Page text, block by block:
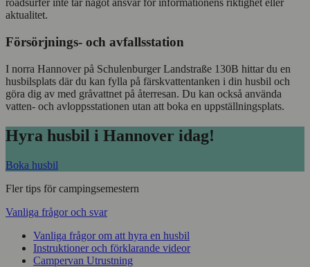
roadsurfer inte tar något ansvar för informationens riktighet eller
aktualitet.
Försörjnings- och avfallsstation
I norra Hannover på Schulenburger Landstraße 130B hittar du en
husbilsplats där du kan fylla på färskvattentanken i din husbil och
göra dig av med gråvattnet på återresan. Du kan också använda
vatten- och avloppsstationen utan att boka en uppställningsplats.
Hyra husbil i Hannover idag!
Boka husbil
Fler tips för campingsemestern
Vanliga frågor och svar
Vanliga frågor om att hyra en husbil
Instruktioner och förklarande videor
Campervan Utrustning